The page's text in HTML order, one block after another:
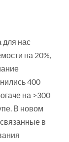
нас
на 20%,
400
на >300
В новом
в